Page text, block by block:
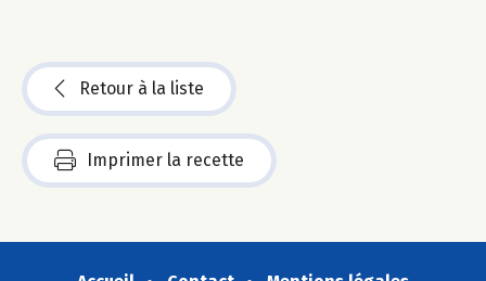
Retour à la liste
Imprimer la recette